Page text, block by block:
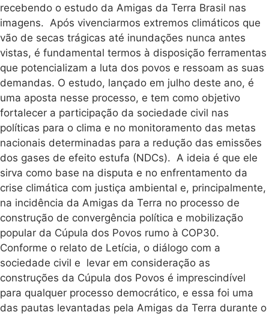
recebendo o estudo da Amigas da Terra Brasil nas
imagens. Após vivenciarmos extremos climáticos que
vão de secas trágicas até inundações nunca antes
vistas, é fundamental termos à disposição ferramentas
que potencializam a luta dos povos e ressoam as suas
demandas. O estudo, lançado em julho deste ano, é
uma aposta nesse processo, e tem como objetivo
fortalecer a participação da sociedade civil nas
políticas para o clima e no monitoramento das metas
nacionais determinadas para a redução das emissões
dos gases de efeito estufa (NDCs). A ideia é que ele
sirva como base na disputa e no enfrentamento da
crise climática com justiça ambiental e, principalmente,
na incidência da Amigas da Terra no processo de
construção de convergência política e mobilização
popular da Cúpula dos Povos rumo à COP30.
Conforme o relato de Letícia, o diálogo com a
sociedade civil e levar em consideração as
construções da Cúpula dos Povos é imprescindível
para qualquer processo democrático, e essa foi uma
das pautas levantadas pela Amigas da Terra durante o